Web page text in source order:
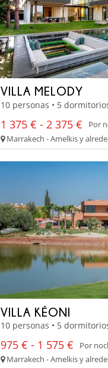
VILLA MELODY
10 personas • 5
1 375 € - 2 375 €
Por
Marrakech - Amelkis y
VILLA KÉONI
10 personas • 5
975 € - 1 575 €
Por
Marrakech - Amelkis y